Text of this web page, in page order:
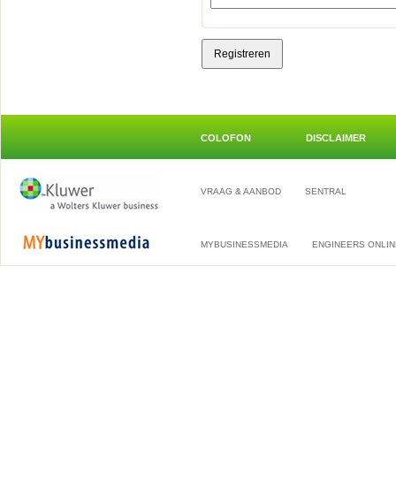
COLOFON DISCLAIMER
VRAAG & AANBOD SENTRAL
MYBUSINESSMEDIA ENGINEERS